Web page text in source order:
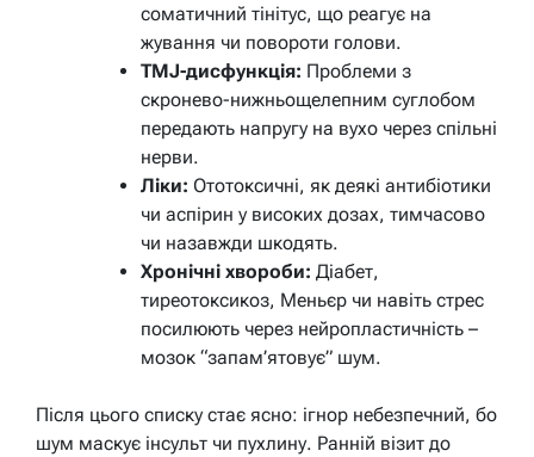
соматичний тінітус, що реагує на
жування чи повороти голови.
TMJ-дисфункція: Проблеми з
скронево-нижньощелепним суглобом
передають напругу на вухо через спільні
нерви.
Ліки: Ототоксичні, як деякі антибіотики
чи аспірин у високих дозах, тимчасово
чи назавжди шкодять.
Хронічні хвороби: Діабет,
тиреотоксикоз, Меньєр чи навіть стрес
посилюють через нейропластичність –
мозок “запам’ятовує” шум.
Після цього списку стає ясно: ігнор небезпечний, бо
шум маскує інсульт чи пухлину. Ранній візит до